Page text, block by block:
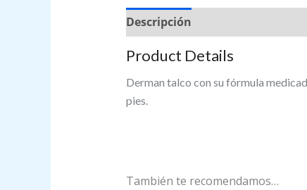
Descripción
Product Details
Derman talco con su fórmula
pies.
También te recomendamos…